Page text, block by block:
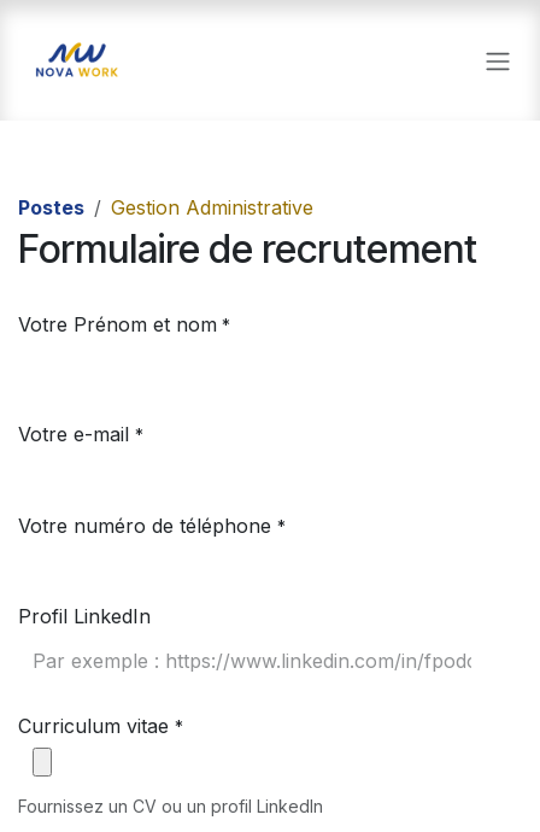
Postes Gestion Administrative
Formulaire de recrutement
Votre Prénom et nom *
Votre e-mail *
Votre numéro de téléphone *
Profil LinkedIn
Curriculum vitae *
Fournissez un CV ou un profil LinkedIn